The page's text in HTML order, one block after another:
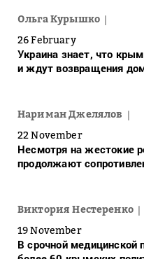
Ольга Курышко
26 February
Украина знает, что
и ждут возвращения
Нариман Джелялов
22 November
Несмотря на жестокие
продолжают
Виктория Нестеренко
19 November
В срочной